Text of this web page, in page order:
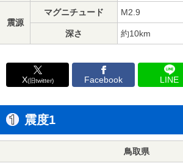
震源
マグニチュード M2.9
深さ 約10km
X(旧twitter) Facebook LINE
震度1
鳥取県